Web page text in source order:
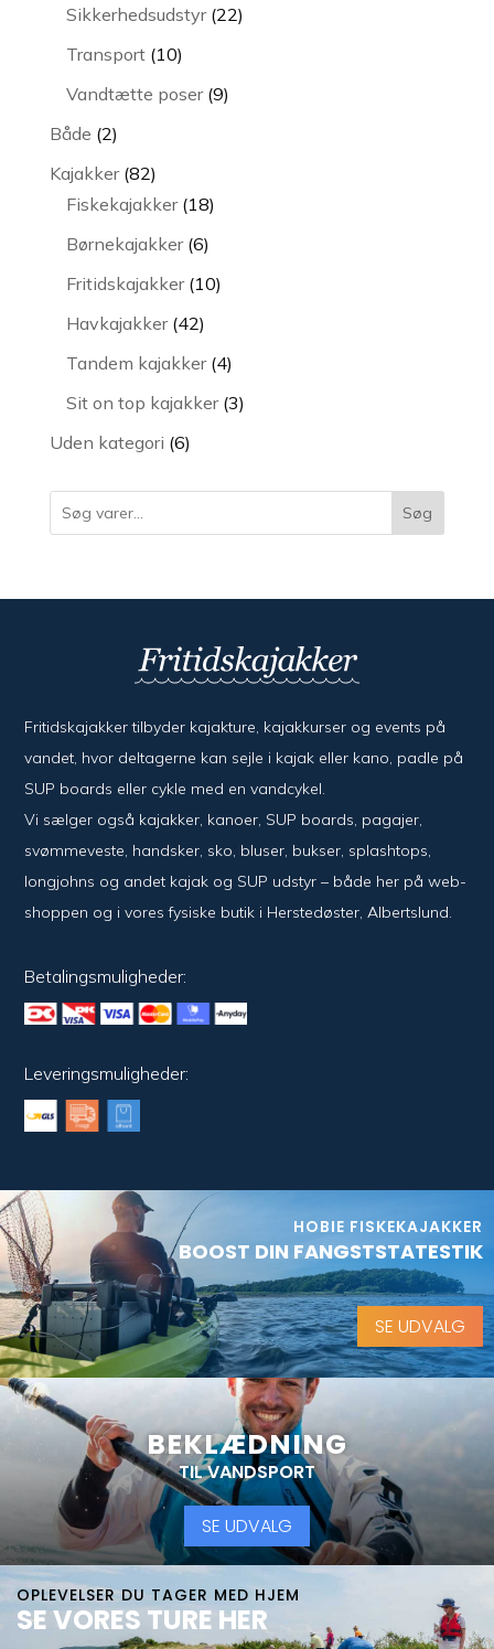
Sikkerhedsudstyr 2222
Transport 1010
varer
Vandtætte poser 99
Både 22
varer
Kajakker 8282
varer
Fiskekajakker 1818
Børnekajakker 66
varer
Fritidskajakker 1010
Havkajakker 4242
varer
Tandem kajakker 44
varer
Sit on top kajakker 33
Uden kategori 66
Søg
Fritidskajakker tilbyder kajak­ture, kajak­kurser og events på
vandet, hvor del­ta­ger­ne kan sejle i kajak eller kano, padle på
SUP boards eller cykle med en vand­cykel.
Vi sælger også kajak­ker, kanoer, SUP boards, pagajer,
svømme­veste, hand­sker, sko, bluser, bukser, splash­tops,
long­johns og andet kajak og SUP udstyr – både her på web­
shoppen og i vores fysiske butik i Her­sted­øster, Alberts­lund.
Betalingsmuligheder:
Leveringsmuligheder:
HOBIE FISKEKAJAKKER
BOOST DIN FANGSTSTATESTIK
SE UDVALG
BEKLÆDNING
TIL VANDSPORT
SE UDVALG
OPLEVELSER DU TAGER MED HJEM
SE VORES TURE HER